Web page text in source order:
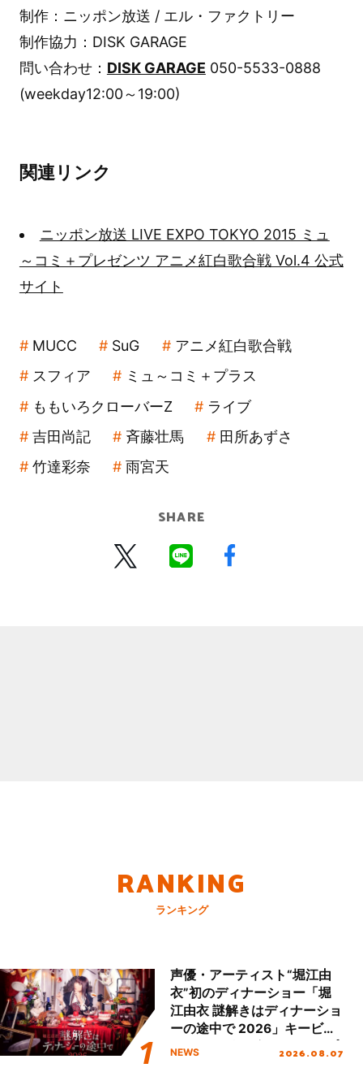
制作：ニッポン放送 / エル・ファクトリー
制作協力：DISK GARAGE
問い合わせ： DISK GARAGE 050-5533-0888
(weekday12:00～19:00)
関連リンク
ニッポン放送 LIVE EXPO TOKYO 2015 ミュ
～コミ＋プレゼンツ アニメ紅白歌合戦 Vol.4 公式
サイト
MUCC SuG
アニメ紅白歌合戦
スフィア
ミュ～コミ＋プラス
ももいろクローバーZ
ライブ
吉田尚記
斉藤壮馬
田所あずさ
竹達彩奈
雨宮天
SHARE
RANKING
ランキング
声優・アーティスト“堀江由
衣”初のディナーショー「堀
江由衣 謎解きはディナーショ
ーの途中で 2026」キービジ
ュアル＆グッズラインナップ
NEWS 2026.08.07